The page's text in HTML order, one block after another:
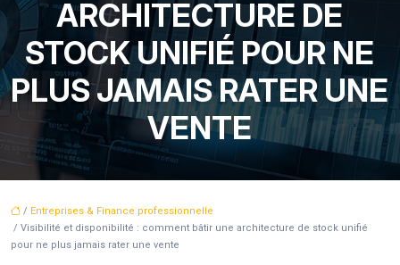
ARCHITECTURE DE
STOCK UNIFIÉ POUR NE
PLUS JAMAIS RATER UNE
VENTE
/ Entreprises & Finance professionnelle
/ Visibilité et disponibilité : comment bâtir une architecture de stock unifié
pour ne plus jamais rater une vente